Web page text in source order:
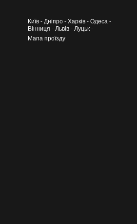
Київ - Дніпро - Харків - Одеса -
Вінниця - Львів - Луцьк -
Мапа проїзду